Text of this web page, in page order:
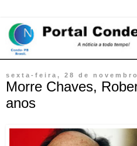
sexta-feira, 28 de
Morre Chaves,
anos